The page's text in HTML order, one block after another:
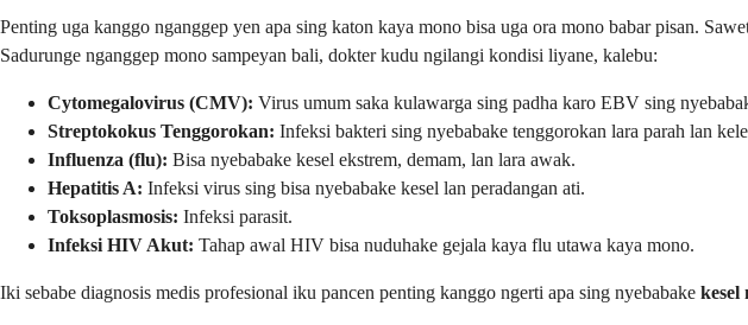
Penting uga kanggo nganggep yen apa sing katon kaya mono bisa uga ora mono babar pisan.
Sadurunge nganggep mono sampeyan bali, dokter kudu ngilangi kondisi liyane, kalebu:
Cytomegalovirus (CMV): Virus umum saka kulawarga sing padha karo EBV sing
Streptokokus Tenggorokan: Infeksi bakteri sing nyebabake tenggorokan lara parah lan
Influenza (flu): Bisa nyebabake kesel ekstrem, demam, lan lara awak.
Hepatitis A: Infeksi virus sing bisa nyebabake kesel lan peradangan ati.
Toksoplasmosis: Infeksi parasit.
Infeksi HIV Akut: Tahap awal HIV bisa nuduhake gejala kaya flu utawa kaya mono.
Iki sebabe diagnosis medis profesional iku pancen penting kanggo ngerti apa sing nyebabake kesel